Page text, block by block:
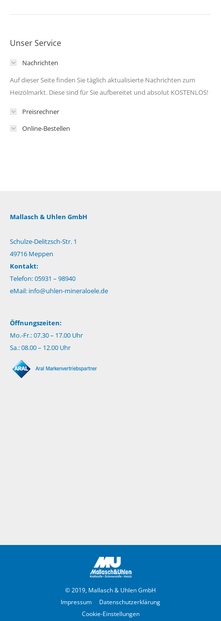
Unser Service
Nachrichten
Auf dieser Seite finden Sie täglich aktualisierte Nachrichten zum
Heizölmarkt. Diese sind für Sie aufbereitet und absolut KOSTENLOS!
Preisrechner
Online-Bestellen
Mallasch & Uhlen GmbH
Schulze-Delitzsch-Str. 1
49716 Meppen
Kontakt:
Telefon: 05931 – 98940
eMail: info@uhlen-mineraloele.de
Öffnungszeiten:
Mo.-Fr.: 07.30 – 17.00 Uhr
Sa.: 08.00 – 12.00 Uhr
© 2019, Mallasch & Uhlen GmbH
Impressum
Datenschutzerklärung
Cookie-Einstellungen